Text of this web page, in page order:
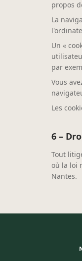
propos
La
Un «
par
Vous
Les
6 –
Tout
où la loi
Nantes.